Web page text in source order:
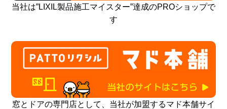
当社は”LIXIL製品施工マイスター”達成のPROショップで
す
窓とドアの専門店として、当社が加盟するマド本舗サイ